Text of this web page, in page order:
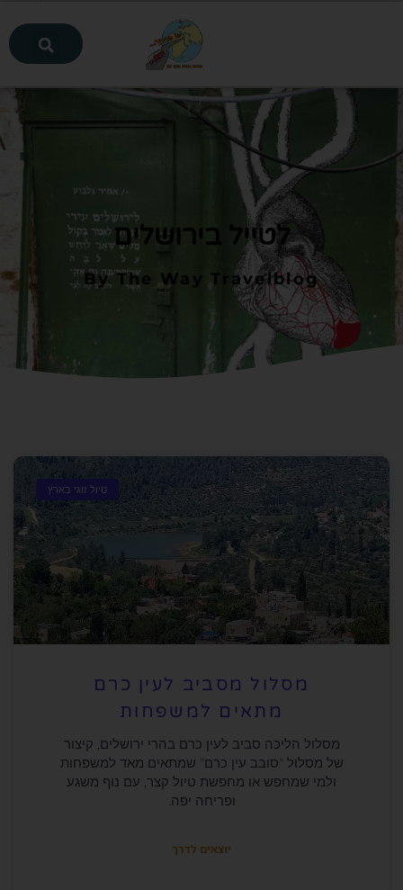
לטייל בירושלים
By The Way Travelblog
טיול זוגי בארץ
מסלול מסביב לעין כרם
מתאים למשפחות
מסלול הליכה סביב לעין כרם בהרי ירושלים, קיצור
של מסלול "סובב עין כרם" שמתאים מאד למשפחות
ולמי שמחפש או מחפשת טיול קצר, עם נוף משגע
ופריחה יפה.
יוצאים לדרך